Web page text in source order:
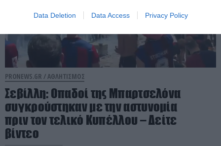
Data Deletion Data Access Privacy Policy
PRONEWS.GR /ΑΘΛΗΤΙΣΜΟΣ
Σεβίλλη: Οπαδοί της Μπαρτσελόνα
συγκρούστηκαν με την αστυνομία
πριν τον τελικό Κυπέλλου – Δείτε
βίντεο